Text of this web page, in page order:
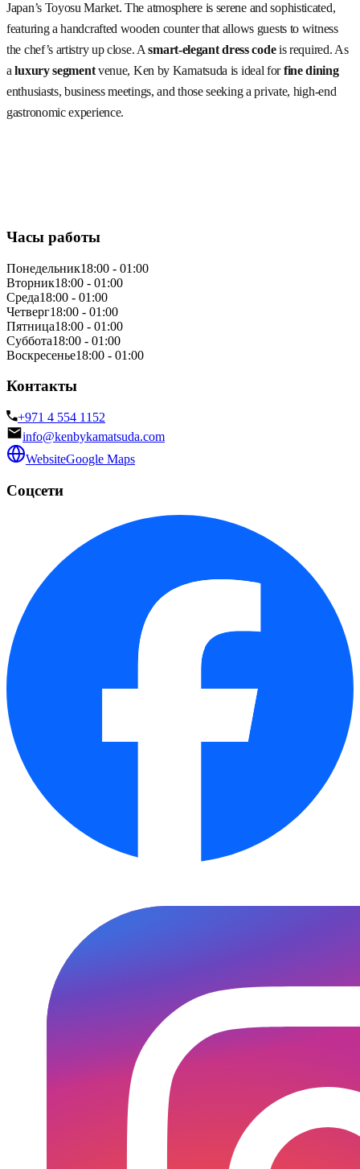
Japan’s Toyosu Market. The atmosphere is serene and sophisticated,
featuring a handcrafted wooden counter that allows guests to witness
the chef’s artistry up close. Asmart-elegant dress codeis required. As
aluxury segmentvenue, Ken by Kamatsuda is ideal forfine dining
enthusiasts, business meetings, and those seeking a private, high-end
gastronomic experience.
Часы работы
Понедельник18:00 - 01:00
Вторник18:00 - 01:00
Среда18:00 - 01:00
Четверг18:00 - 01:00
Пятница18:00 - 01:00
Суббота18:00 - 01:00
Воскресенье18:00 - 01:00
Контакты
+971 4 554 1152
info@kenbykamatsuda.com
WebsiteGoogle Maps
Соцсети